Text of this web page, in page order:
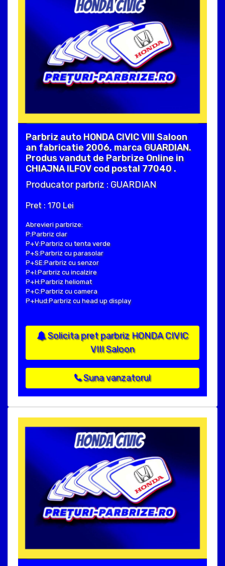
Parbriz auto HONDA CIVIC VIII Saloon
an fabricatie 2006, marca GUARDIAN.
Produs vandut de Parbrize Online in
CHIAJNA ILFOV cod postal 77040 .
Producator parbriz : GUARDIAN
Pret : 170 Lei
Abrevieri parbrize:
P:Parbriz clar
P+V:Parbriz cu tenta verde
P+S:Parbriz cu parasolar
P+SE:Parbriz cu senzor
P+I:Parbriz cu incalzire
P+H:Parbriz heliomat
P+C:Parbriz cu camera
P+Hud:Parbriz cu head up display
Solicita pret parbriz HONDA CIVIC
VIII Saloon
Suna vanzatorul